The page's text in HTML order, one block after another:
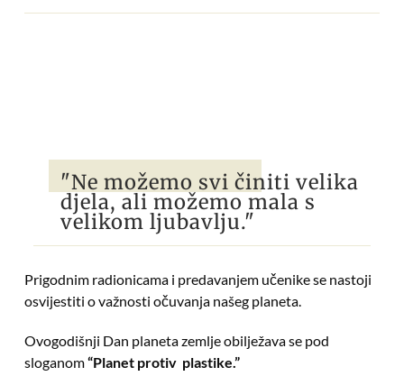
"Ne možemo svi činiti velika
djela, ali možemo mala s
velikom ljubavlju."
Prigodnim radionicama i predavanjem učenike se nastoji
osvijestiti o važnosti očuvanja našeg planeta.
Ovogodišnji Dan planeta zemlje obilježava se pod
sloganom“Planet protiv plastike.”